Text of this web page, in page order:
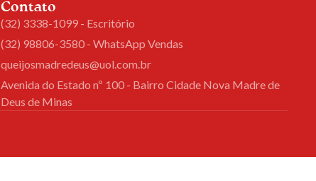
Contato
(32) 3338-1099 - Escritório
(32) 98806-3580 - WhatsApp Vendas
queijosmadredeus@uol.com.br
Avenida do Estado nº 100 - Bairro Cidade Nova Madre de
Deus de Minas